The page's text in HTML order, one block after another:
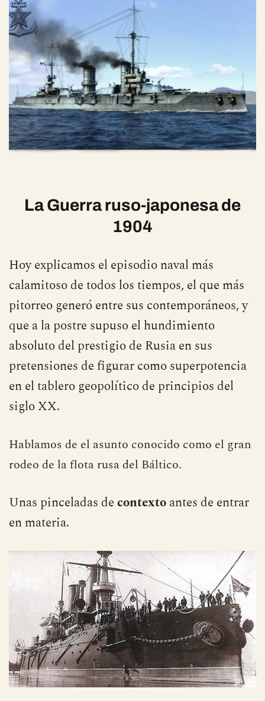
La Guerra ruso-japonesa de
1904
Hoy explicamos el episodio naval más
calamitoso de todos los tiempos, el que más
pitorreo generó entre sus contemporáneos, y
que a la postre supuso el hundimiento
absoluto del prestigio de Rusia en sus
pretensiones de figurar como superpotencia
en el tablero geopolítico de principios del
siglo XX.
Hablamos de el asunto conocido como el gran
rodeo de la flota rusa del Báltico.
Unas pinceladas decontextoantes de entrar
en materia.